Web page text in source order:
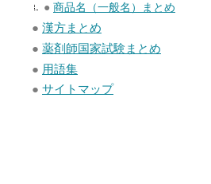
● 商品名（一般名）まとめ
● 漢方まとめ
● 薬剤師国家試験まとめ
● 用語集
● サイトマップ